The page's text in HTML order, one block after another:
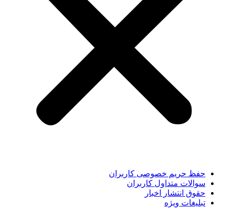
حفظ حریم خصوصی کاربران
سوالات متداول کاربران
حقوق انتشار اخبار
تبلیغات ویژه